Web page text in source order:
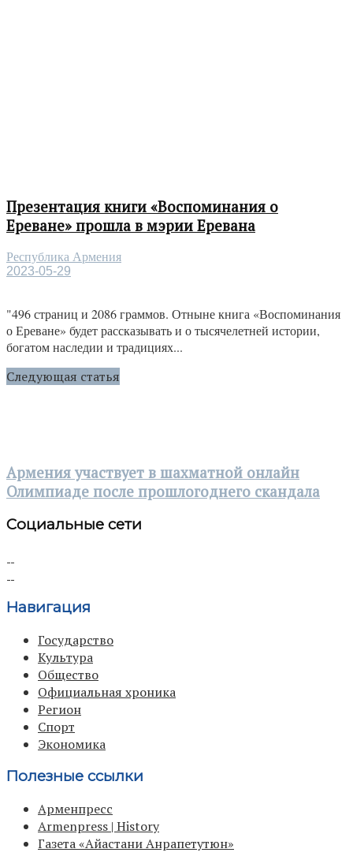
Презентация книги «Воспоминания о
Ереване» прошла в мэрии Еревана
Республика Армения
2023-05-29
"496 страниц и 2086 граммов. Отныне книга «Воспоминания
о Ереване» будет рассказывать и о тысячелетней истории,
богатом наследии и традициях...
Следующая статья
Армения участвует в шахматной онлайн
Олимпиаде после прошлогоднего скандала
Социальные сети
Навигация
Государство
Культура
Общество
Официальная хроника
Регион
Спорт
Экономика
Полезные ссылки
Арменпресс
Armenpress | History
Газета «Айастани Анрапетутюн»